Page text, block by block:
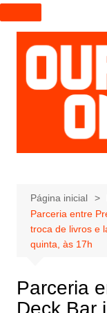
I
r
p
a
r
a
e
ú
d
o
Página inicial
Parceria entre
troca de livros e
quinta, às 17h
Parceria
Deck Bar